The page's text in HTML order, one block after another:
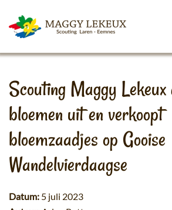
Skip to main content
Scouting Maggy Lekeux
bloemen uit en verkoopt
bloemzaadjes op Gooise
Wandelvierdaagse
Datum: 5 juli 2023